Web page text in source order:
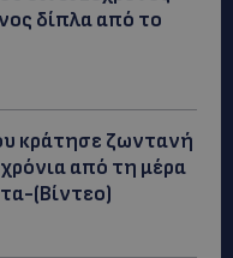
δίπλα από το
κράτησε ζωντανή
από τη μέρα
(Bίντεο)